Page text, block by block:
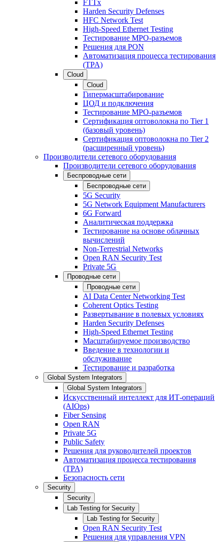
FTTx
Harden Security Defenses
HFC Network Test
High-Speed Ethernet Testing
Тестирование МРО-разъемов
Решения для PON
Автоматизация процесса тестирования
(TPA)
Cloud
Cloud
Гипермасштабирование
ЦОД и подключения
Тестирование МРО-разъемов
Сертификация оптоволокна по Tier 1
(базовый уровень)
Сертификация оптоволокна по Tier 2
(расширенный уровень)
Производители сетевого оборудования
Производители сетевого оборудования
Беспроводные сети
Беспроводные сети
5G Security
5G Network Equipment Manufacturers
6G Forward
Аналитическая поддержка
Тестирование на основе облачных
вычислений
Non-Terrestrial Networks
Open RAN Security Test
Private 5G
Проводные сети
Проводные сети
AI Data Center Networking Test
Coherent Optics Testing
Развертывание в полевых условиях
Harden Security Defenses
High-Speed Ethernet Testing
Масштабируемое производство
Введение в технологии и
обслуживание
Тестирование и разработка
Global System Integrators
Global System Integrators
Искусственный интеллект для ИТ-операций
(AIOps)
Fiber Sensing
Open RAN
Private 5G
Public Safety
Решения для руководителей проектов
Автоматизация процесса тестирования
(TPA)
Безопасность сети
Security
Security
Lab Testing for Security
Lab Testing for Security
Open RAN Security Test
Решения для управления VPN